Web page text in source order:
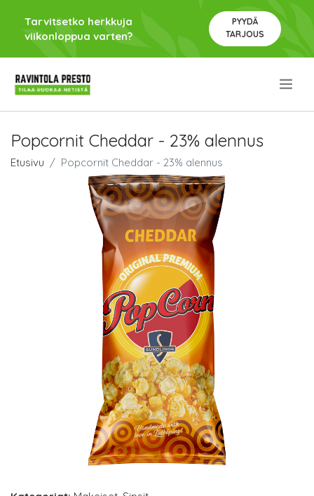
Tarvitsetko herkkuja
viikonloppua varten?
PYYDÄ
TARJOUS
Popcornit Cheddar - 23% alennus
Etusivu Popcornit Cheddar - 23% alennus